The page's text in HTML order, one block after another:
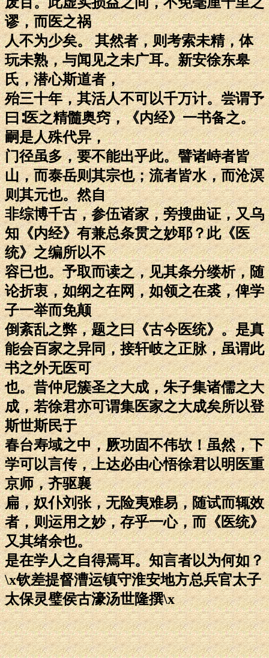
谬，而医之祸
人不为少矣。 其然者，则考索未精，体
玩未熟，与闻见之未广耳。新安徐东皋
氏，潜心斯道者，
殆三十年，其活人不可以千万计。尝谓予
曰∶医之精髓奥窍，《内经》一书备之。
嗣是人殊代异，
门径虽多，要不能出乎此。譬诸峙者皆
山，而泰岳则其宗也；流者皆水，而沧溟
则其元也。然自
非综博千古，参伍诸家，旁搜曲证，又乌
知《内经》有兼总条贯之妙耶？此《医
统》之编所以不
容已也。予取而读之，见其条分缕析，随
论折衷，如纲之在网，如领之在裘，俾学
子一举而免颠
倒紊乱之弊，题之曰《古今医统》。是真
能会百家之异同，接轩岐之正脉，虽谓此
书之外无医可
也。昔仲尼簇圣之大成，朱子集诸儒之大
成，若徐君亦可谓集医家之大成矣所以登
斯世斯民于
春台寿域之中，厥功固不伟欤！虽然，下
学可以言传，上达必由心悟徐君以明医重
京师，齐驱襄
扁，奴仆刘张，无险夷难易，随试而辄效
者，则运用之妙，存乎一心，而《医统》
又其绪余也。
是在学人之自得焉耳。知言者以为何如？
\x钦差提督漕运镇守淮安地方总兵官太子
太保灵璧侯古濠汤世隆撰\x